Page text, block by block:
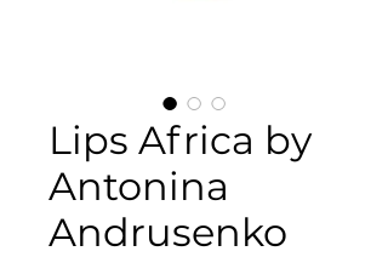
Lips Africa by
Antonina
Andrusenko